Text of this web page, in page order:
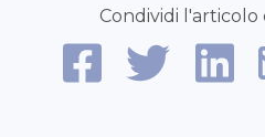
Condividi l'articolo